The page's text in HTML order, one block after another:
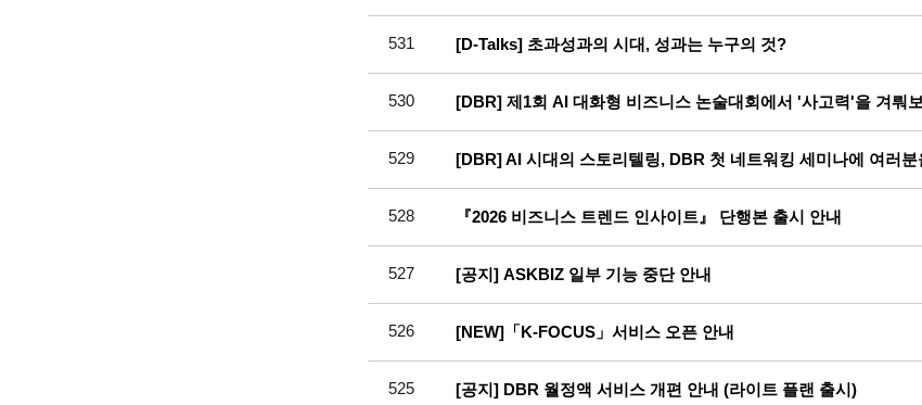
531 [D-Talks] 초과성과의 시대, 성과는 누구의 것?
530 [DBR] 제1회 AI 대화형 비즈니스 논술대회에서 '사고력'을 겨뤄
529 [DBR] AI 시대의 스토리텔링, DBR 첫 네트워킹 세미나에 여러
528 『2026 비즈니스 트렌드 인사이트』 단행본 출시 안내
527 [공지] ASKBIZ 일부 기능 중단 안내
526 [NEW]「K-FOCUS」서비스 오픈 안내
525 [공지] DBR 월정액 서비스 개편 안내 (라이트 플랜 출시)